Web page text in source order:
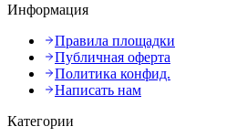
Информация
Правила площадки
Публичная оферта
Политика конфид.
Написать нам
Категории